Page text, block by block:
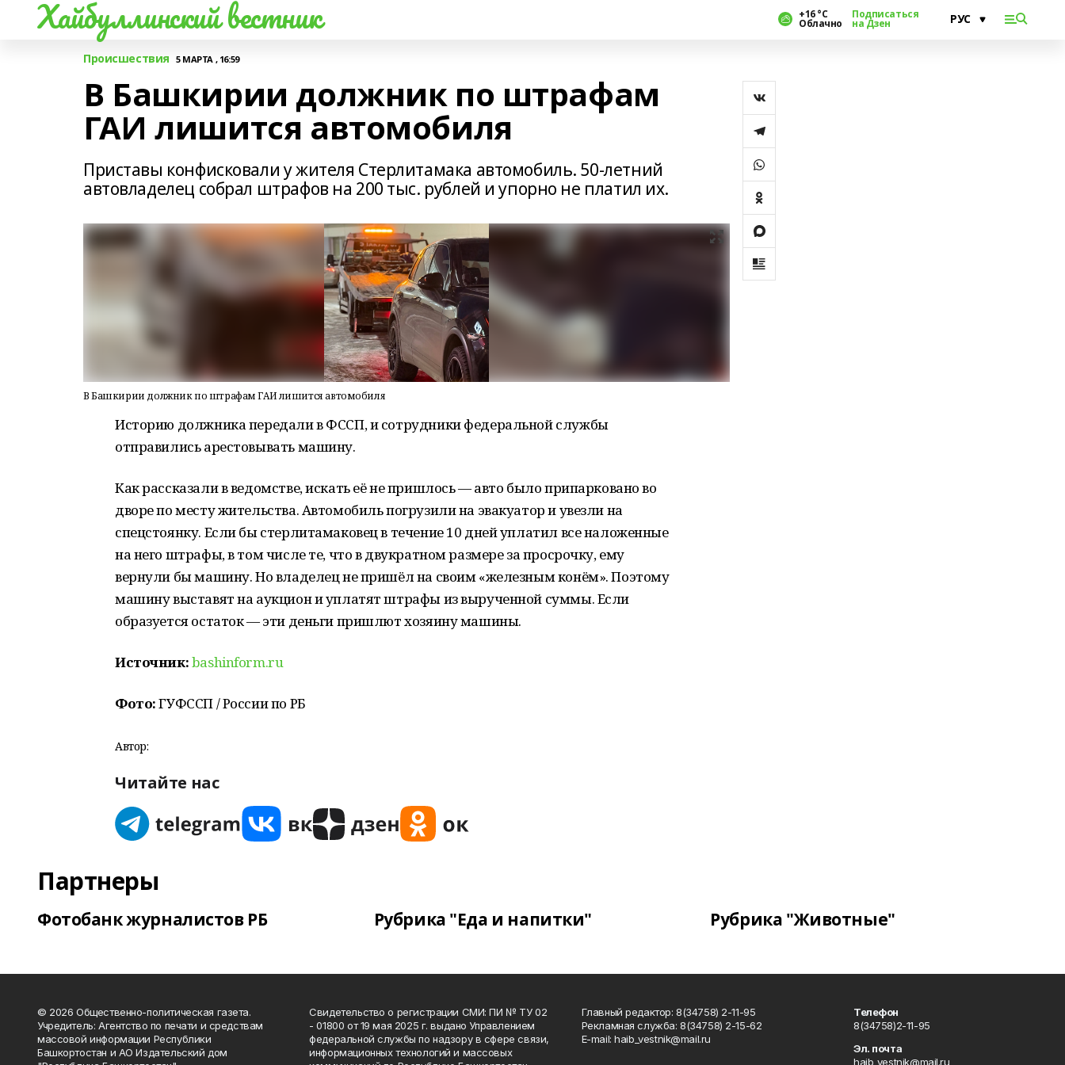
Хайбуллинский вестник +16 °С
Облачно
Подписаться
на Дзен
Происшествия 5 МАРТА , 16:59
В Башкирии должник по штрафам
ГАИ лишится автомобиля
Приставы конфисковали у жителя Стерлитамака автомобиль. 50-летний
автовладелец собрал штрафов на 200 тыс. рублей и упорно не платил их.
В Башкирии должник по штрафам ГАИ лишится автомобиля
Историю должника передали в ФССП, и сотрудники федеральной службы
отправились арестовывать машину.
Как рассказали в ведомстве, искать её не пришлось — авто было припарковано во
дворе по месту жительства. Автомобиль погрузили на эвакуатор и увезли на
спецстоянку. Если бы стерлитамаковец в течение 10 дней уплатил все наложенные
на него штрафы, в том числе те, что в двукратном размере за просрочку, ему
вернули бы машину. Но владелец не пришёл на своим «железным конём». Поэтому
машину выставят на аукцион и уплатят штрафы из вырученной суммы. Если
образуется остаток — эти деньги пришлют хозяину машины.
Источник:bashinform.ru
Фото:ГУФССП / России по РБ
Автор:
Читайте нас
Партнеры
Фотобанк журналистов РБ Рубрика "Еда и напитки" Рубрика "Животные"
© 2026 Общественно-политическая газета.
Учредитель: Агентство по печати и средствам
массовой информации Республики
Башкортостан и АО Издательский дом
Свидетельство о регистрации СМИ: ПИ № ТУ 02
- 01800 от 19 мая 2025 г. выдано Управлением
федеральной службы по надзору в сфере связи,
информационных технологий и массовых
Главный редактор: 8(34758) 2-11-95
Рекламная служба: 8(34758) 2-15-62
Е-mаil: haib_vestnik@mail.ru
Телефон
8(34758)2-11-95
Эл. почта
haib_vestnik@mail.ru